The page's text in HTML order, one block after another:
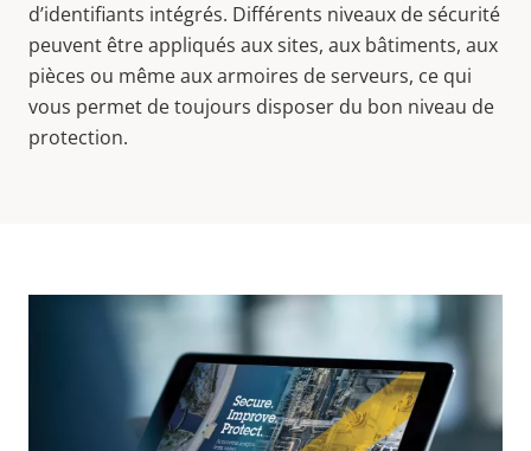
d’identifiants intégrés. Différents niveaux de sécurité
peuvent être appliqués aux sites, aux bâtiments, aux
pièces ou même aux armoires de serveurs, ce qui
vous permet de toujours disposer du bon niveau de
protection.